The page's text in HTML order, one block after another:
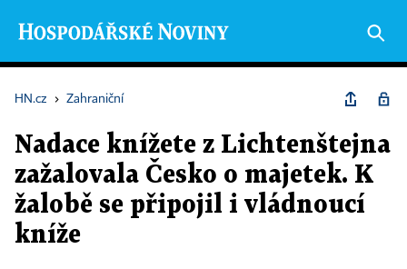
HN.cz › Zahraniční
Nadace knížete z Lichtenštejna
zažalovala Česko o majetek. K
žalobě se připojil i vládnoucí
kníže